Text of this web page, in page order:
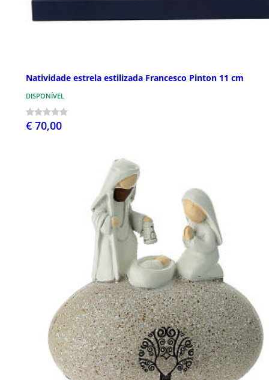
Natividade estrela estilizada Francesco Pinton 11 cm
DISPONÍVEL
€ 70,00